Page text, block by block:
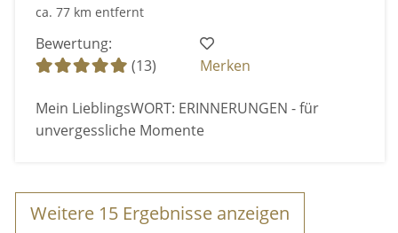
ca. 77 km entfernt
Bewertung:
(13)
Merken
Mein LieblingsWORT: ERINNERUNGEN - für
unvergessliche Momente
Weitere 15 Ergebnisse anzeigen